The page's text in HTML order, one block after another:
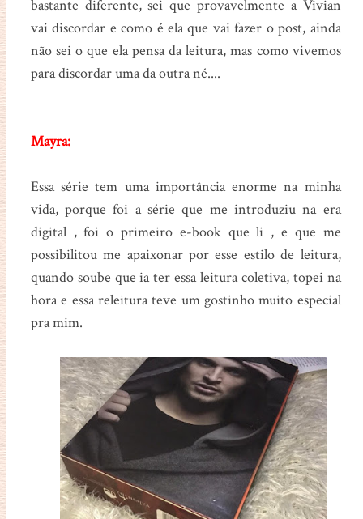
bastante diferente, sei que provavelmente a Vivian
vai discordar e como é ela que vai fazer o post, ainda
não sei o que ela pensa da leitura, mas como vivemos
para discordar uma da outra né....
Mayra:
Essa série tem uma importância enorme na minha
vida, porque foi a série que me introduziu na era
digital , foi o primeiro e-book que li , e que me
possibilitou me apaixonar por esse estilo de leitura,
quando soube que ia ter essa leitura coletiva, topei na
hora e essa releitura teve um gostinho muito especial
pra mim.